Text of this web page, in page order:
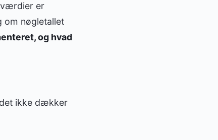
værdier er
om nøgletallet
og hvad
ikke dækker